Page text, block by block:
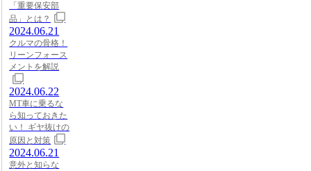
「重要保安部
品」とは？
2024.06.21
クルマの骨格！
リーンフォース
メントを解説
2024.06.22
MT車に乗るな
ら知っておきた
い！ ギヤ抜けの
原因と対策
2024.06.21
意外と知らな